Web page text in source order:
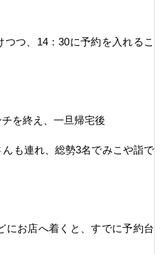
つ、14：30に予約を入れるこ
を終え、一旦帰宅後
も連れ、総勢3名でみこや詣で
にお店へ着くと、すでに予約台